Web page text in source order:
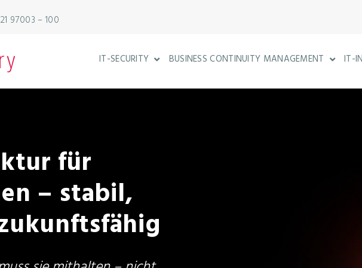
97003 – 100
IT-SECURITY SHOW SUBMENU FOR IT-SECURITY
BUSINESS CONTINUITY MANAGEMENT SHOW
IT-
für
– stabil,